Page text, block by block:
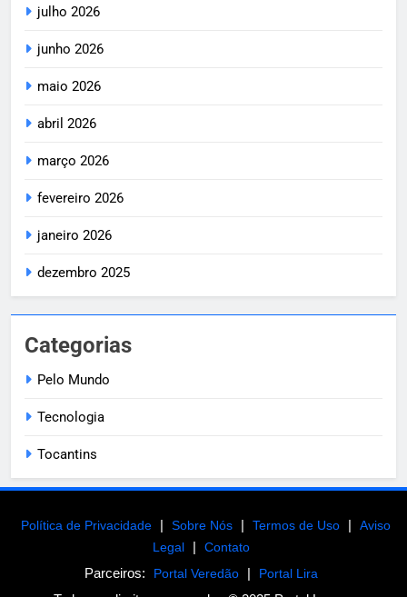
julho 2026
junho 2026
maio 2026
abril 2026
março 2026
fevereiro 2026
janeiro 2026
dezembro 2025
Categorias
Pelo Mundo
Tecnologia
Tocantins
Política de Privacidade | Sobre Nós | Termos de Uso |
Aviso
Legal
| Contato
Parceiros: Portal Veredão | Portal Lira